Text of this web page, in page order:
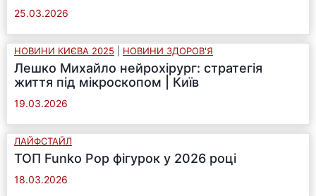
25.03.2026
НОВИНИ КИЄВА 2025 НОВИНИ ЗДОРОВ'Я
Лешко Михайло нейрохірург: стратегія
життя під мікроскопом | Київ
19.03.2026
ЛАЙФСТАЙЛ
ТОП Funko Pop фігурок у 2026 році
18.03.2026